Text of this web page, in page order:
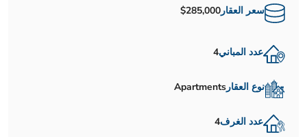
سعر العقار$285,000
عدد المباني4
نوع العقارApartments
عدد الغرف4